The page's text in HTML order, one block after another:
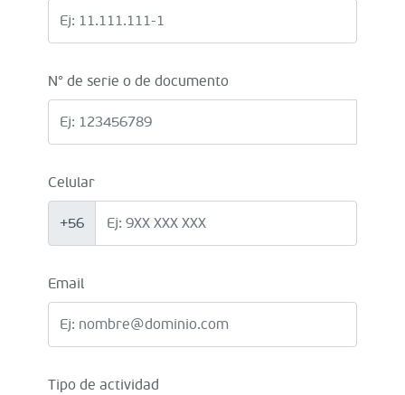
N° de serie o de documento
Celular
+56
Email
Tipo de actividad